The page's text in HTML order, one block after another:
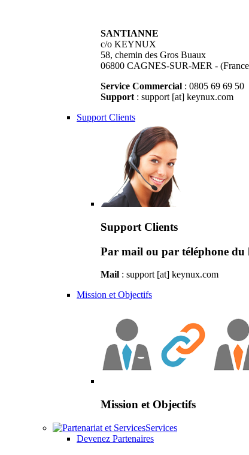
SANTIANNE
c/o KEYNUX
58, chemin des Gros Buaux
06800 CAGNES-SUR-MER -
Service Commercial : 0805 69 69 50
Support : support [at] keynux.com
Support Clients
Support Clients
Par mail ou par téléphone
Mail : support [at] keynux.com
Mission et Objectifs
Mission et Objectifs
Services
Devenez Partenaires